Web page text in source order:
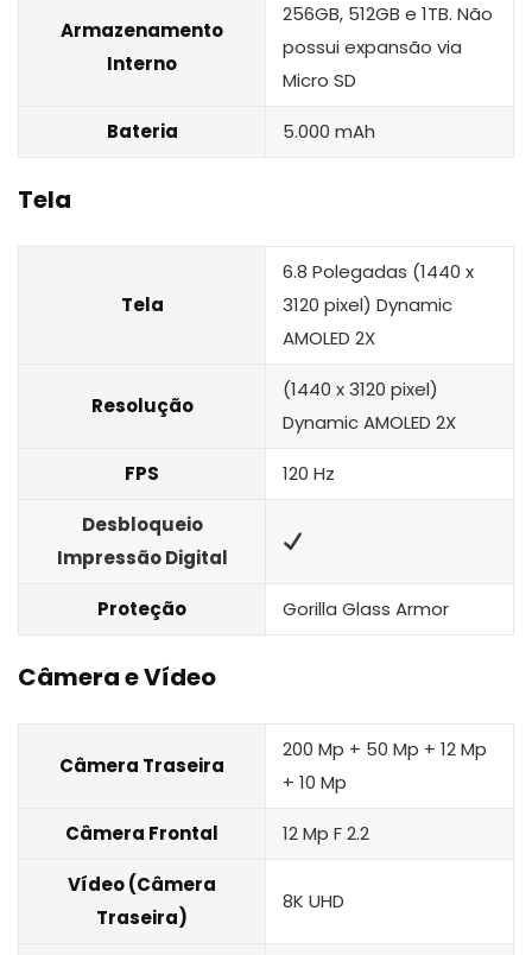
Armazenamento
Interno
256GB, 512GB e 1TB. Não
possui expansão via
Micro SD
Bateria 5.000 mAh
Tela
Tela
6.8 Polegadas (1440 x
3120 pixel) Dynamic
AMOLED 2X
Resolução
(1440 x 3120 pixel)
Dynamic AMOLED 2X
FPS 120 Hz
Desbloqueio
Impressão Digital
Proteção Gorilla Glass Armor
Câmera e Vídeo
Câmera Traseira
200 Mp + 50 Mp + 12 Mp
+ 10 Mp
Câmera Frontal 12 Mp F 2.2
Vídeo (Câmera
Traseira)
8K UHD